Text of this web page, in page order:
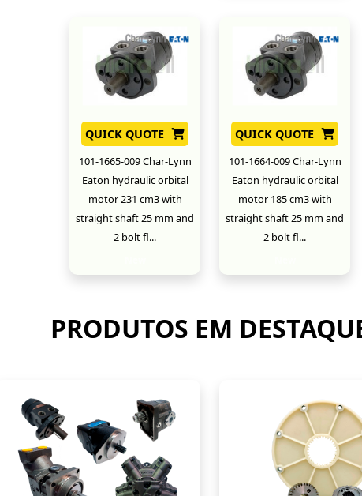
QUICK QUOTE
101-1665-009 Char-Lynn
Eaton hydraulic orbital
motor 231 cm3 with
straight shaft 25 mm and
2 bolt fl...
QUICK QUOTE
101-1664-009 Char-Lynn
Eaton hydraulic orbital
motor 185 cm3 with
straight shaft 25 mm and
2 bolt fl...
PRODUTOS EM